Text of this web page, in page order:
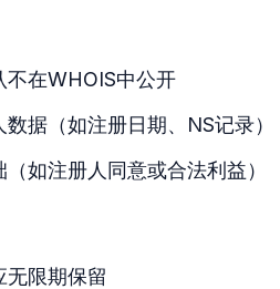
不在WHOIS中公开
据（如注册日期、NS记录）
如注册人同意或合法利益）
无限期保留